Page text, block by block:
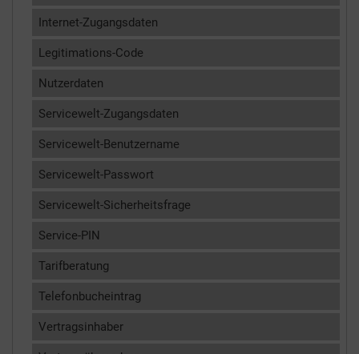
Internet-Zugangsdaten
Legitimations-Code
Nutzerdaten
Servicewelt-Zugangsdaten
Servicewelt-Benutzername
Servicewelt-Passwort
Servicewelt-Sicherheitsfrage
Service-PIN
Tarifberatung
Telefonbucheintrag
Vertragsinhaber